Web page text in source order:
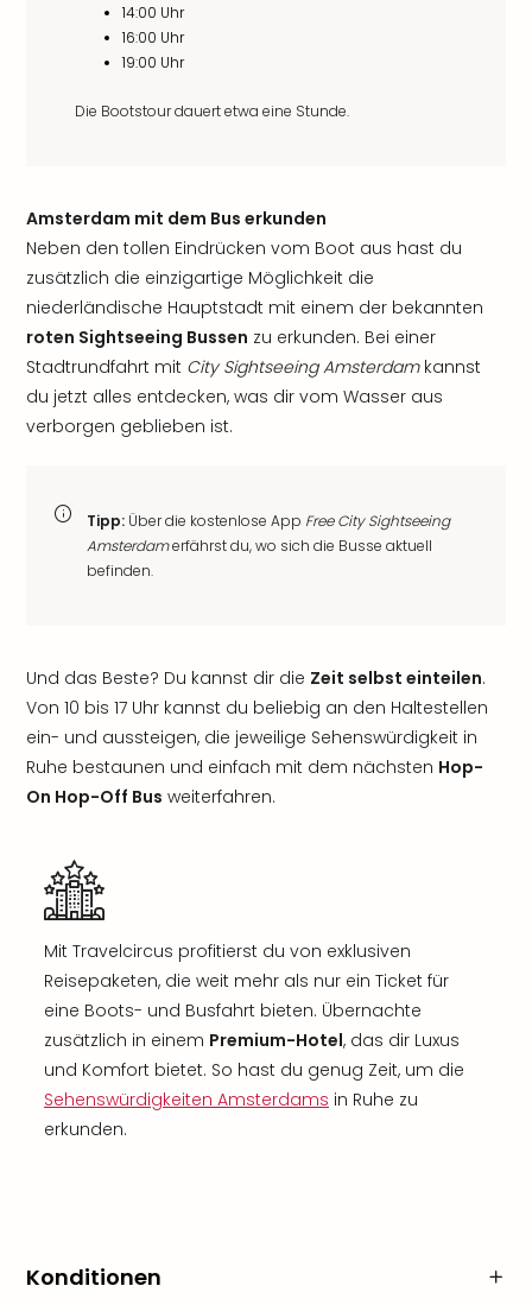
14:00 Uhr
16:00 Uhr
19:00 Uhr
Die Bootstour dauert etwa eine Stunde.
Amsterdam mit dem Bus erkunden
Neben den tollen Eindrücken vom Boot aus hast du
zusätzlich die einzigartige Möglichkeit die
niederländische Hauptstadt mit einem der bekannten
roten Sightseeing Bussen zu erkunden. Bei einer
Stadtrundfahrt mit City Sightseeing Amsterdamkannst
du jetzt alles entdecken, was dir vom Wasser aus
verborgen geblieben ist.
Tipp: Über die kostenlose App Free City Sightseeing
Amsterdamerfährst du, wo sich die Busse aktuell
befinden.
Und das Beste? Du kannst dir die Zeit selbst einteilen.
Von 10 bis 17 Uhr kannst du beliebig an den Haltestellen
ein- und aussteigen, die jeweilige Sehenswürdigkeit in
Ruhe bestaunen und einfach mit dem nächsten Hop-
On Hop-Off Bus weiterfahren.
Mit Travelcircus profitierst du von exklusiven
Reisepaketen, die weit mehr als nur ein Ticket für
eine Boots- und Busfahrt bieten. Übernachte
zusätzlich in einem Premium-Hotel, das dir Luxus
und Komfort bietet. So hast du genug Zeit, um die
Sehenswürdigkeiten Amsterdams in Ruhe zu
erkunden.
Konditionen